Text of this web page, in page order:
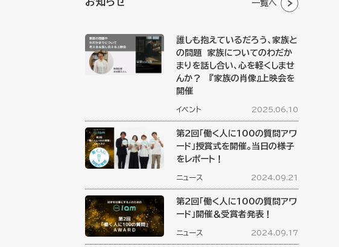
一覧へ
誰しも抱えているだろう、家族と
の問題 家族についてのわだか
まりを話し合い、心を軽くしませ
んか？ 『家族の肖像』上映会を
開催
イベント 2025.06.10
第2回「働く人に100の質問アワ
ード」授賞式を開催。当日の様子
をレポート！
ニュース 2024.09.21
第2回「働く人に100の質問アワ
ード」開催＆受賞者発表！
ニュース 2024.09.17